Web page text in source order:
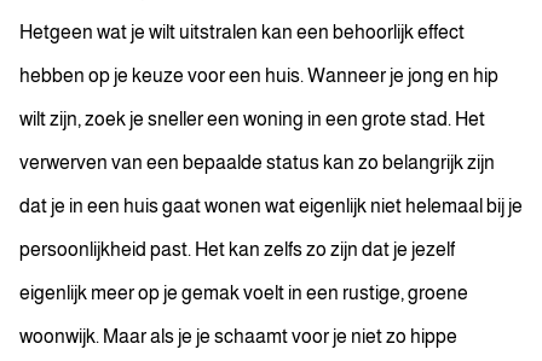
Hetgeen wat je wilt uitstralen kan een behoorlijk effect
hebben op je keuze voor een huis. Wanneer je jong en hip
wilt zijn, zoek je sneller een woning in een grote stad. Het
verwerven van een bepaalde status kan zo belangrijk zijn
dat je in een huis gaat wonen wat eigenlijk niet helemaal bij je
persoonlijkheid past. Het kan zelfs zo zijn dat je jezelf
eigenlijk meer op je gemak voelt in een rustige, groene
woonwijk. Maar als je je schaamt voor je niet zo hippe